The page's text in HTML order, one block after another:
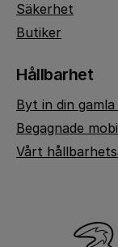
Säkerhet
Butiker
Hållbarhet
Byt in din gamla
Begagnade
Vårt